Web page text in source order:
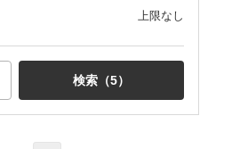
上限なし
検索（5）